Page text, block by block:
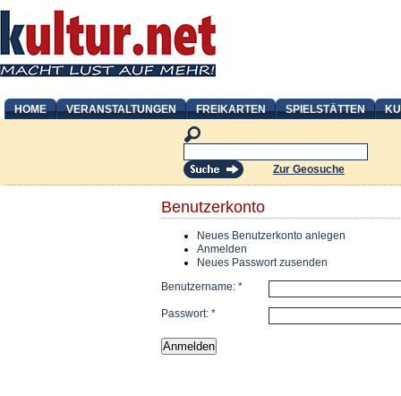
HOME VERANSTALTUNGEN FREIKARTEN SPIELSTÄTTEN
Zur Geosuche
Benutzerkonto
Neues Benutzerkonto anlegen
Anmelden
Neues Passwort zusenden
Benutzername: *
Passwort: *